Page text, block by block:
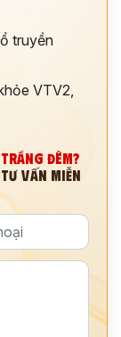
truyền
VTV2,
ĐÊM?
VẤN MIỄN